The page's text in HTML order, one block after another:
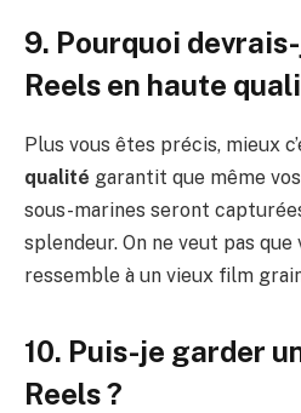
9. Pourquoi
Reels en haute
Plus vous êtes précis, mieux
qualité garantit que même
sous-marines seront
splendeur. On ne veut pas
ressemble à un vieux film
10. Puis-je garder
Reels ?